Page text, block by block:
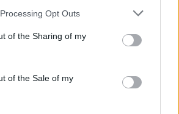
website/app uses one or more Google
or usage behaviour. You may click to
to Google and its third-party tags to
specified purposes in below Google
Opt Outs
of the Sharing of my
of the Sale of my